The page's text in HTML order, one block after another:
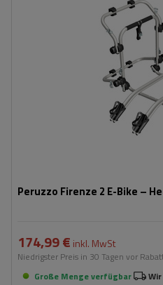
Peruzzo Firenze 2 E-Bike –
kompatibel mit Elektrofahrrädern
174,99 € inkl. MwSt
Niedrigster Preis in 30 Tagen vor
Große Menge verfügbar